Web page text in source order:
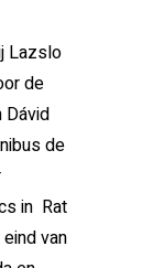
Lazslo
de
Dávid
de
in Rat
van